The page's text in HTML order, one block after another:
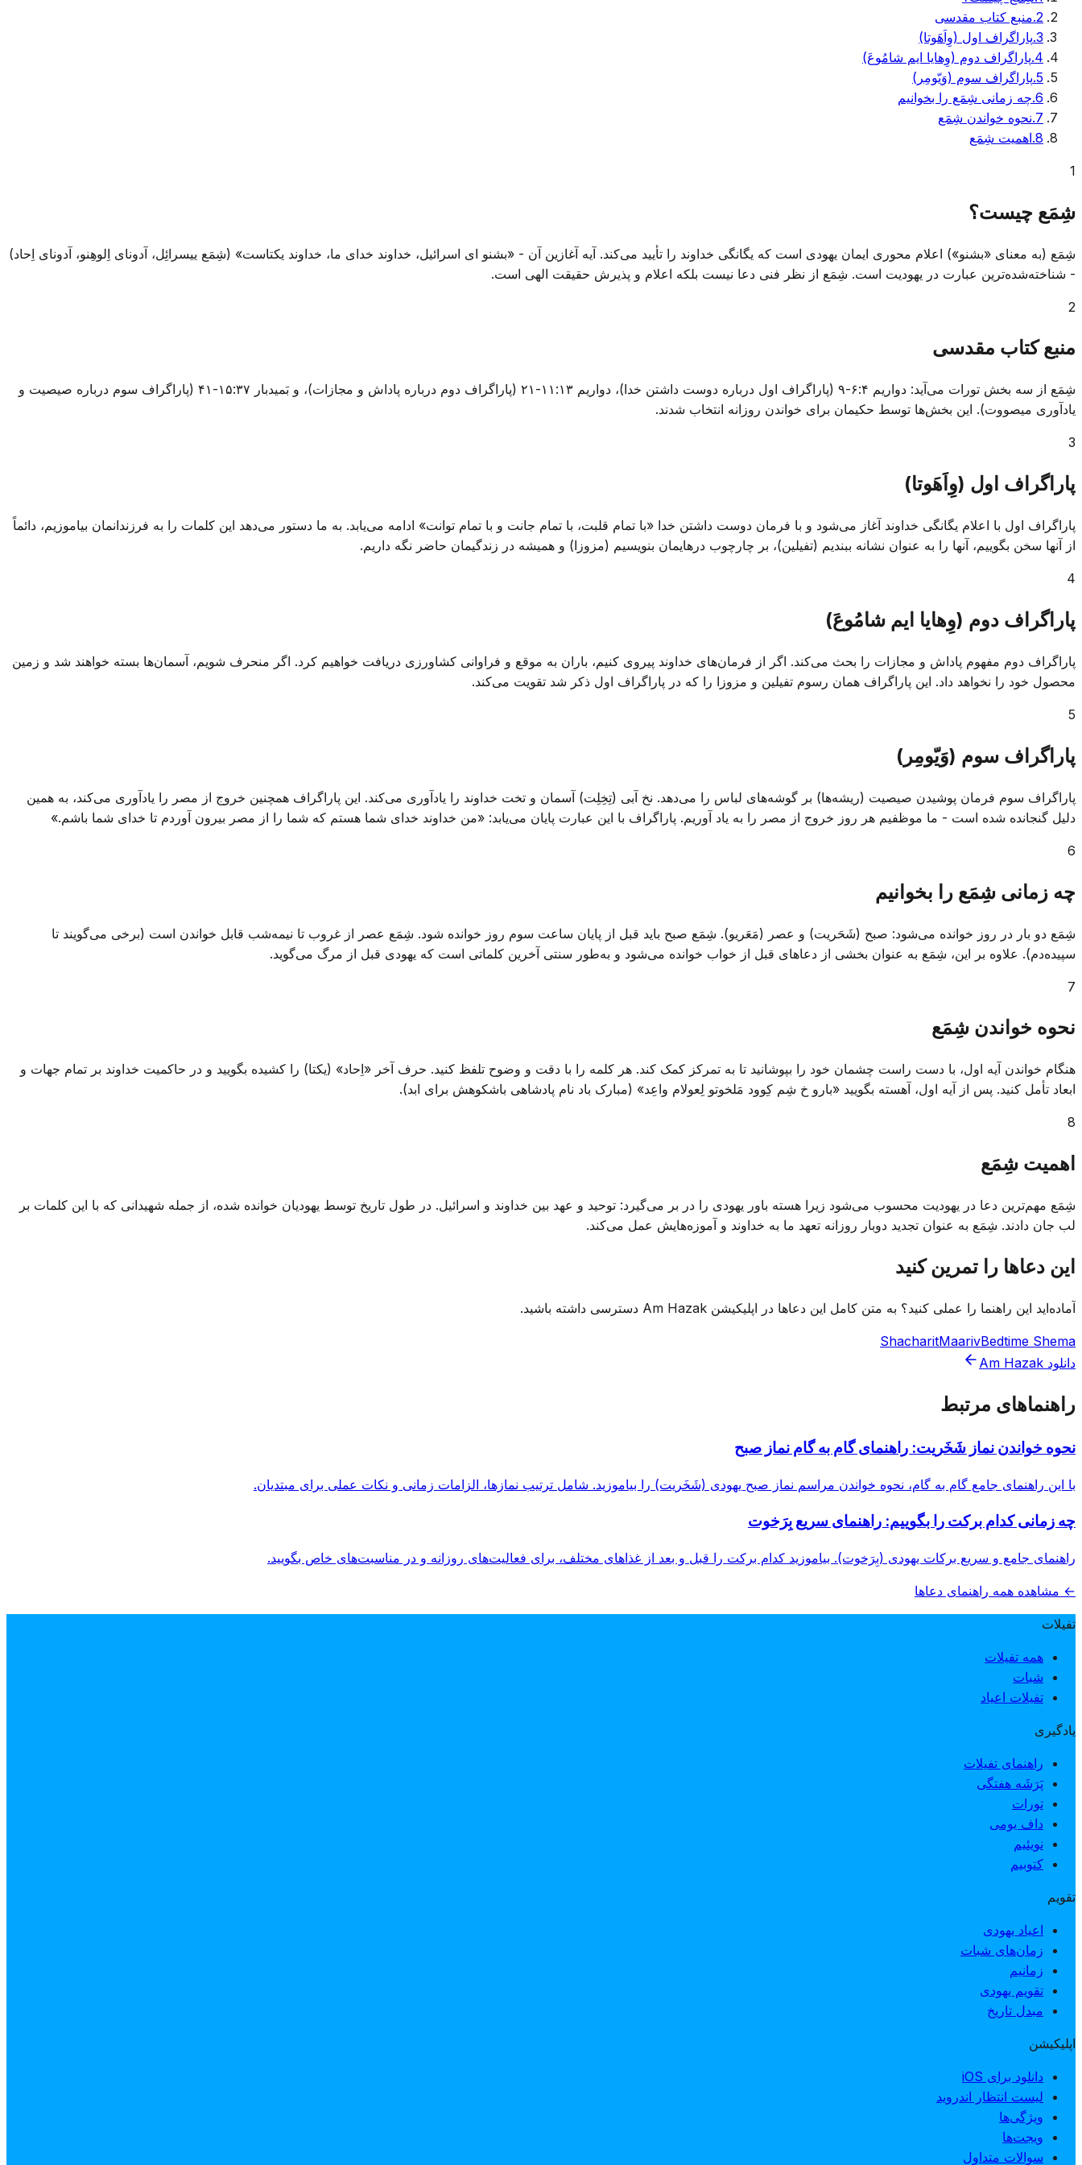
2
.منبع کتاب مقدسی
3
.پاراگراف اول (وِاَهَوتا)
4
.پاراگراف دوم (وِهایا ایم شامُوعَ)
5
.پاراگراف سوم (وَیّومِر)
6
.چه زمانی شِمَع را بخوانیم
7
.نحوه خواندن شِمَع
8
.اهمیت شِمَع
1
شِمَع چیست؟
شِمَع (به معنای «بشنو») اعلام محوری ایمان یهودی است که یگانگی خداوند را تأیید می‌کند. آیه آغازین آن - «بشنو ای اسرائیل، خداوند خدای ما، خداوند یکتاست» (شِمَع ییسرائِل، آدونای اِلوهِنو، آدونای اِحاد)
- شناخته‌شده‌ترین عبارت در یهودیت است. شِمَع از نظر فنی دعا نیست بلکه اعلام و پذیرش حقیقت الهی است.
2
منبع کتاب مقدسی
شِمَع از سه بخش تورات می‌آید: دواریم ۶:۴-۹ (پاراگراف اول درباره دوست داشتن خدا)، دواریم ۱۱:۱۳-۲۱ (پاراگراف دوم درباره پاداش و مجازات)، و بَمیدبار ۱۵:۳۷-۴۱ (پاراگراف سوم درباره صیصیت و
یادآوری میصووت). این بخش‌ها توسط حکیمان برای خواندن روزانه انتخاب شدند.
3
پاراگراف اول (وِاَهَوتا)
پاراگراف اول با اعلام یگانگی خداوند آغاز می‌شود و با فرمان دوست داشتن خدا «با تمام قلبت، با تمام جانت و با تمام توانت» ادامه می‌یابد. به ما دستور می‌دهد این کلمات را به فرزندانمان بیاموزیم، دائماً
از آنها سخن بگوییم، آنها را به عنوان نشانه ببندیم (تفیلین)، بر چارچوب درهایمان بنویسیم (مزوزا) و همیشه در زندگیمان حاضر نگه داریم.
4
پاراگراف دوم (وِهایا ایم شامُوعَ)
پاراگراف دوم مفهوم پاداش و مجازات را بحث می‌کند. اگر از فرمان‌های خداوند پیروی کنیم، باران به موقع و فراوانی کشاورزی دریافت خواهیم کرد. اگر منحرف شویم، آسمان‌ها بسته خواهند شد و زمین
محصول خود را نخواهد داد. این پاراگراف همان رسوم تفیلین و مزوزا را که در پاراگراف اول ذکر شد تقویت می‌کند.
5
پاراگراف سوم (وَیّومِر)
پاراگراف سوم فرمان پوشیدن صیصیت (ریشه‌ها) بر گوشه‌های لباس را می‌دهد. نخ آبی (تِخِلِت) آسمان و تخت خداوند را یادآوری می‌کند. این پاراگراف همچنین خروج از مصر را یادآوری می‌کند، به همین
دلیل گنجانده شده است - ما موظفیم هر روز خروج از مصر را به یاد آوریم. پاراگراف با این عبارت پایان می‌یابد: «من خداوند خدای شما هستم که شما را از مصر بیرون آوردم تا خدای شما باشم.»
6
چه زمانی شِمَع را بخوانیم
شِمَع دو بار در روز خوانده می‌شود: صبح (شَحَریت) و عصر (مَعَریو). شِمَع صبح باید قبل از پایان ساعت سوم روز خوانده شود. شِمَع عصر از غروب تا نیمه‌شب قابل خواندن است (برخی می‌گویند تا
سپیده‌دم). علاوه بر این، شِمَع به عنوان بخشی از دعاهای قبل از خواب خوانده می‌شود و به‌طور سنتی آخرین کلماتی است که یهودی قبل از مرگ می‌گوید.
7
نحوه خواندن شِمَع
هنگام خواندن آیه اول، با دست راست چشمان خود را بپوشانید تا به تمرکز کمک کند. هر کلمه را با دقت و وضوح تلفظ کنید. حرف آخر «اِحاد» (یکتا) را کشیده بگویید و در حاکمیت خداوند بر تمام جهات و
ابعاد تأمل کنید. پس از آیه اول، آهسته بگویید «بارو خ شِم کِوود مَلخوتو لِعولام واعِد» (مبارک باد نام پادشاهی باشکوهش برای ابد).
8
اهمیت شِمَع
شِمَع مهم‌ترین دعا در یهودیت محسوب می‌شود زیرا هسته باور یهودی را در بر می‌گیرد: توحید و عهد بین خداوند و اسرائیل. در طول تاریخ توسط یهودیان خوانده شده، از جمله شهیدانی که با این کلمات بر
لب جان دادند. شِمَع به عنوان تجدید دوبار روزانه تعهد ما به خداوند و آموزه‌هایش عمل می‌کند.
این دعاها را تمرین کنید
آماده‌اید این راهنما را عملی کنید؟ به متن کامل این دعاها در اپلیکیشن Am Hazak دسترسی داشته باشید.
ShacharitMaarivBedtime Shema
دانلود Am Hazak
راهنماهای مرتبط
نحوه خواندن نماز شَخَریت: راهنمای گام به گام نماز صبح
با این راهنمای جامع گام به گام، نحوه خواندن مراسم نماز صبح یهودی (شَخَریت) را بیاموزید. شامل ترتیب نمازها، الزامات زمانی و نکات عملی برای مبتدیان.
چه زمانی کدام برکت را بگوییم: راهنمای سریع بِرَخوت
راهنمای جامع و سریع برکات یهودی (بِرَخوت). بیاموزید کدام برکت را قبل و بعد از غذاهای مختلف، برای فعالیت‌های روزانه و در مناسبت‌های خاص بگویید.
← مشاهده همه راهنمای دعاها
تفیلات
همه تفیلات
شبات
تفیلات اعیاد
یادگیری
راهنمای تفیلات
پَرَشَه هفتگی
تورات
داف یومی
نویئیم
کتوبیم
تقویم
اعیاد یهودی
زمان‌های شبات
زمانیم
تقویم یهودی
مبدل تاریخ
اپلیکیشن
دانلود برای iOS
لیست انتظار اندروید
ویژگی‌ها
ویجت‌ها
سوالات متداول